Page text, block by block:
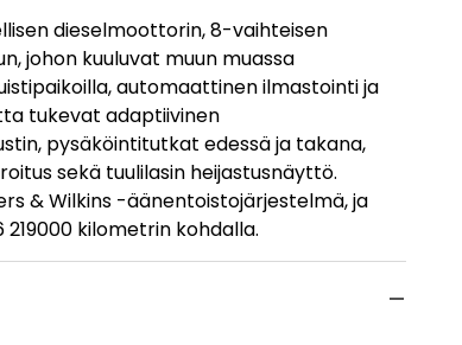
dieselmoottorin, 8-vaihteisen
johon kuuluvat muun muassa
automaattinen ilmastointi ja
tukevat adaptiivinen
pysäköintitutkat edessä ja takana,
sekä tuulilasin heijastusnäyttö.
& Wilkins -äänentoistojärjestelmä, ja
kilometrin kohdalla.